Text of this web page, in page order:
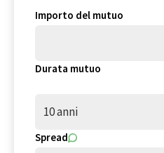
Importo del mutuo
Durata mutuo
10 anni
Spread